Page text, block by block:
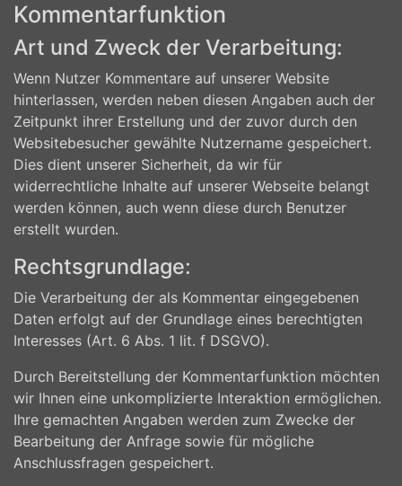
Kommentarfunktion
Art und Zweck der Verarbeitung:
Wenn Nutzer Kommentare auf unserer Website
hinterlassen, werden neben diesen Angaben auch der
Zeitpunkt ihrer Erstellung und der zuvor durch den
Websitebesucher gewählte Nutzername gespeichert.
Dies dient unserer Sicherheit, da wir für
widerrechtliche Inhalte auf unserer Webseite belangt
werden können, auch wenn diese durch Benutzer
erstellt wurden.
Rechtsgrundlage:
Die Verarbeitung der als Kommentar eingegebenen
Daten erfolgt auf der Grundlage eines berechtigten
Interesses (Art. 6 Abs. 1 lit. f DSGVO).
Durch Bereitstellung der Kommentarfunktion möchten
wir Ihnen eine unkomplizierte Interaktion ermöglichen.
Ihre gemachten Angaben werden zum Zwecke der
Bearbeitung der Anfrage sowie für mögliche
Anschlussfragen gespeichert.